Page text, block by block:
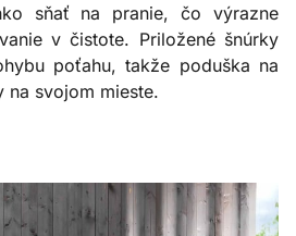
sňať na pranie, čo výrazne
v čistote. Priložené šnúrky
poťahu, takže poduška na
na svojom mieste.